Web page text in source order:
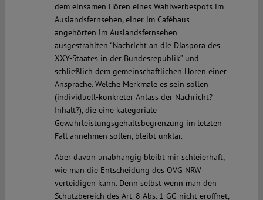
dem einsamen Hören eines Wahlwerbespots im
Auslandsfernsehen, einer im Caféhaus
angehörten im Auslandsfernsehen
ausgestrahlten “Nachricht an die Diaspora des
XXY-Staates in der Bundesrepublik” und
schließlich dem gemeinschaftlichen Hören einer
Ansprache. Welche Merkmale es sein sollen
(individuell-konkreter Anlass der Nachricht?
Inhalt?), die eine kategoriale
Gewährleistungsgehaltsbegrenzung im letzten
Fall annehmen sollen, bleibt unklar.
Aber davon unabhängig bleibt mir schleierhaft,
wie man die Entscheidung des OVG NRW
verteidigen kann. Denn selbst wenn man den
Schutzbereich des Art. 8 Abs. 1 GG nicht eröffnet,